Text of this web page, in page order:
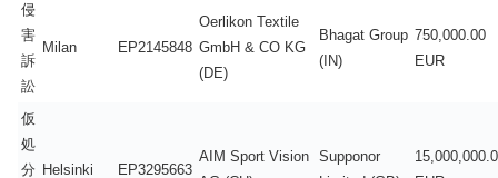
侵
害
訴
訟
Milan EP2145848
Oerlikon Textile
GmbH & CO KG
(DE)
Bhagat Group
(IN)
750,000.00
EUR
仮
処
分 Helsinki EP3295663
AIM Sport Vision Supponor